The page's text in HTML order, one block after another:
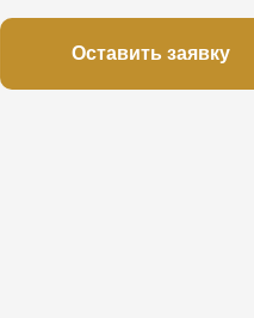
Оставить заявку